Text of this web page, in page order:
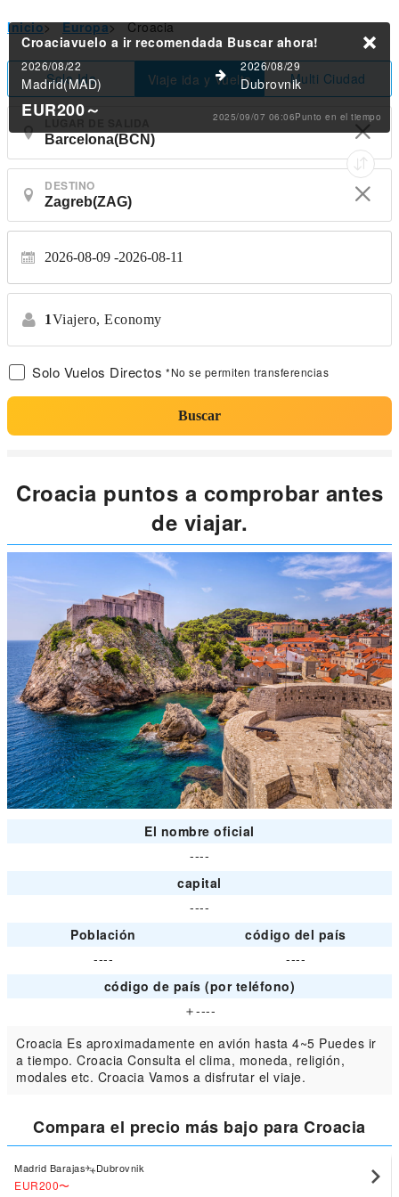
Inicio> Europa> Croacia
Solo Ida Viaje ida y Vuelta Multi Ciudad
DESTINO
2026-08-09 2026-08-11
1Viajero, Economy
Solo Vuelos Directos *No se permiten transferencias
Buscar
Croaciavuelo a ir recomendada Buscar ahora!
2026/08/22
Madrid(MAD)
2026/08/29
Dubrovnik
EUR200～ 2025/09/07 06:06Punto en el tiempo
Croacia puntos a comprobar antes
de viajar.
El nombre oficial
----
capital
----
Población
código del país
----
----
código de país (por teléfono)
＋----
Croacia Es aproximadamente en avión hasta 4~5 Puedes ir
a tiempo. Croacia Consulta el clima, moneda, religión,
modales etc. Croacia Vamos a disfrutar el viaje.
Compara el precio más bajo para Croacia
Madrid Barajas Dubrovnik
EUR200〜